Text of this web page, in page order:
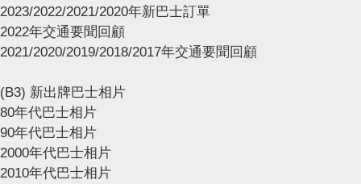
2023/2022/2021/2020年新巴士訂單
2022年交通要聞回顧
2021/2020/2019/2018/2017年交通要聞回顧
(B3) 新出牌巴士相片
80年代巴士相片
90年代巴士相片
2000年代巴士相片
2010年代巴士相片